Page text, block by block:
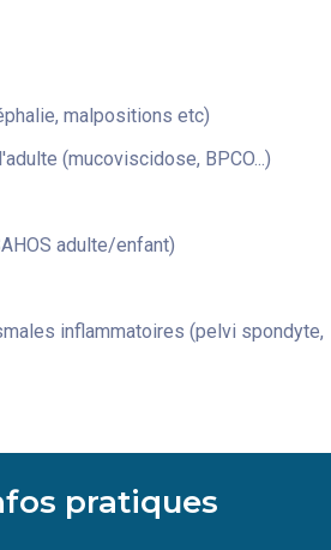
malpositions etc)
(mucoviscidose, BPCO...)
adulte/enfant)
inflammatoires (pelvi spondyte,
pratiques